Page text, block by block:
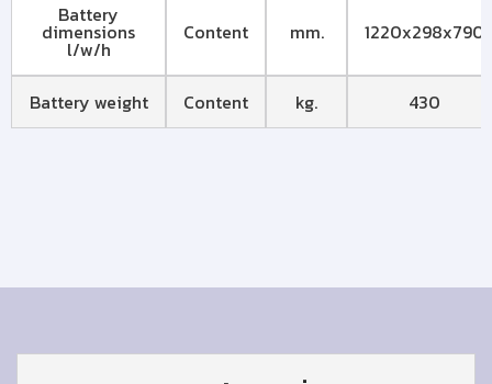
Battery
dimensions
l/w/h
Content mm. 1220x298x790
Battery weight Content kg. 430